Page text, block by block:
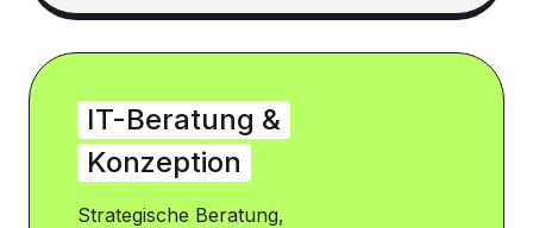
IT-Beratung &
Konzeption
Strategische Beratung,